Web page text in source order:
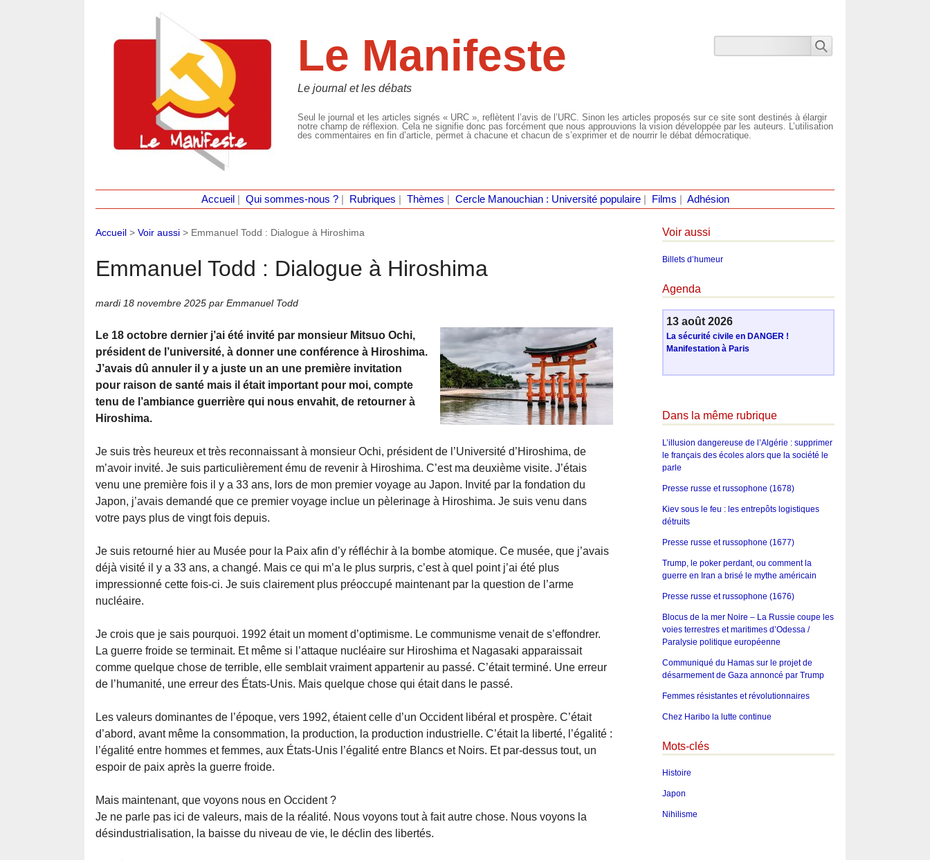
Le Manifeste
Le journal et les débats
Seul le journal et les articles signés « URC », reflètent l’avis de l’URC. Sinon les articles proposés sur ce site sont destinés à élargir
notre champ de réflexion. Cela ne signifie donc pas forcément que nous approuvions la vision développée par les auteurs. L’utilisation
des commentaires en fin d’article, permet à chacune et chacun de s’exprimer et de nourrir le débat démocratique.
Accueil Qui sommes-nous ?| Rubriques Thèmes Cercle Manouchian : Université populaire| Films Adhésion
Accueil > Voir aussi > Emmanuel Todd : Dialogue à Hiroshima
Emmanuel Todd : Dialogue à Hiroshima
mardi 18 novembre 2025 par Emmanuel Todd
Le 18 octobre dernier j’ai été invité par monsieur Mitsuo Ochi,
président de l’université, à donner une conférence à Hiroshima.
J’avais dû annuler il y a juste un an une première invitation
pour raison de santé mais il était important pour moi, compte
tenu de l’ambiance guerrière qui nous envahit, de retourner à
Hiroshima.
Je suis très heureux et très reconnaissant à monsieur Ochi, président de l’Université d’Hiroshima, de
m’avoir invité. Je suis particulièrement ému de revenir à Hiroshima. C’est ma deuxième visite. J’étais
venu une première fois il y a 33 ans, lors de mon premier voyage au Japon. Invité par la fondation du
Japon, j’avais demandé que ce premier voyage inclue un pèlerinage à Hiroshima. Je suis venu dans
votre pays plus de vingt fois depuis.
Je suis retourné hier au Musée pour la Paix afin d’y réfléchir à la bombe atomique. Ce musée, que j’avais
déjà visité il y a 33 ans, a changé. Mais ce qui m’a le plus surpris, c’est à quel point j’ai été plus
impressionné cette fois-ci. Je suis clairement plus préoccupé maintenant par la question de l’arme
nucléaire.
Je crois que je sais pourquoi. 1992 était un moment d’optimisme. Le communisme venait de s’effondrer.
La guerre froide se terminait. Et même si l’attaque nucléaire sur Hiroshima et Nagasaki apparaissait
comme quelque chose de terrible, elle semblait vraiment appartenir au passé. C’était terminé. Une erreur
de l’humanité, une erreur des États-Unis. Mais quelque chose qui était dans le passé.
Les valeurs dominantes de l’époque, vers 1992, étaient celle d’un Occident libéral et prospère. C’était
d’abord, avant même la consommation, la production, la production industrielle. C’était la liberté, l’égalité :
l’égalité entre hommes et femmes, aux États-Unis l’égalité entre Blancs et Noirs. Et par-dessus tout, un
espoir de paix après la guerre froide.
Mais maintenant, que voyons nous en Occident ?
Je ne parle pas ici de valeurs, mais de la réalité. Nous voyons tout à fait autre chose. Nous voyons la
désindustrialisation, la baisse du niveau de vie, le déclin des libertés.
Voir aussi
Billets d’humeur
Agenda
13 août 2026
La sécurité civile en DANGER !
Manifestation à Paris
Dans la même rubrique
L’illusion dangereuse de l’Algérie : supprimer
le français des écoles alors que la société le
parle
Presse russe et russophone (1678)
Kiev sous le feu : les entrepôts logistiques
détruits
Presse russe et russophone (1677)
Trump, le poker perdant, ou comment la
guerre en Iran a brisé le mythe américain
Presse russe et russophone (1676)
Blocus de la mer Noire – La Russie coupe les
voies terrestres et maritimes d’Odessa /
Paralysie politique européenne
Communiqué du Hamas sur le projet de
désarmement de Gaza annoncé par Trump
Femmes résistantes et révolutionnaires
Chez Haribo la lutte continue
Mots-clés
Histoire
Japon
Nihilisme